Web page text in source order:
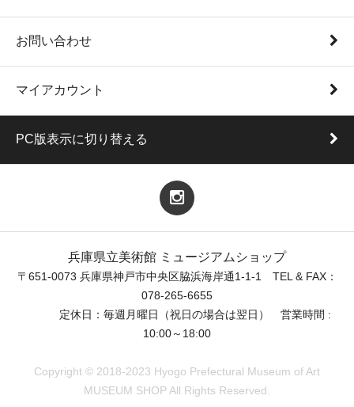
お問い合わせ
マイアカウント
PC版表示に切り替える
兵庫県立美術館 ミュージアムショップ
〒651-0073 兵庫県神戸市中央区脇浜海岸通1-1-1 TEL & FAX：
078-265-6655
定休日：毎週月曜日（祝日の場合は翌日） 営業時間 :
10:00～18:00
Copyright © 2018-2023 Hyogo Prefectural Museum of Art
MUSEUM SHOP All Rights Reserved.